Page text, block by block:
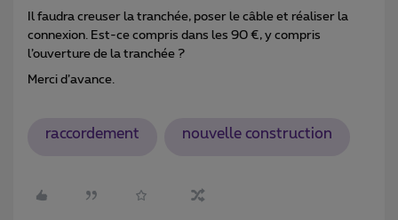
Il faudra creuser la tranchée, poser le câble et réaliser la
connexion. Est-ce compris dans les 90 €, y compris
l’ouverture de la tranchée ?
Merci d’avance.
raccordement nouvelle construction